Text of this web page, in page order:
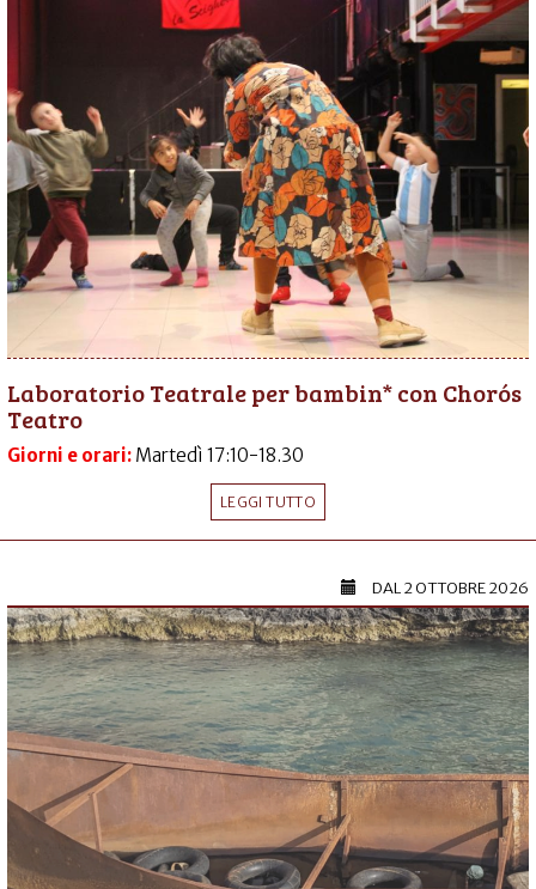
Laboratorio Teatrale per bambin* con Chorós
Teatro
Giorni e orari: Martedì 17:10-18.30
LEGGI TUTTO
DAL2 OTTOBRE 2026